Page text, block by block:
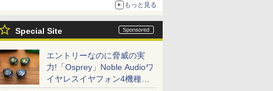
もっと見る
Special Site
エントリーなのに脅威の実
力!「Osprey」Noble Audioワ
イヤレスイヤフォン4機種を